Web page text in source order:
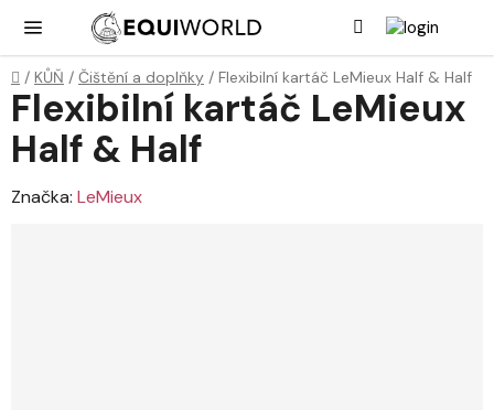
obsah
Domů
/ KŮŇ / Čištění a doplňky / Flexibilní kartáč LeMieux Half & Half
Flexibilní kartáč LeMieux
Half & Half
Značka: LeMieux